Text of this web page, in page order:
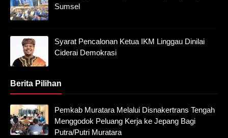
Sumsel
Syarat Pencalonan Ketua IKM Linggau Dinilai
Ciderai Demokrasi
Berita Pilihan
Pemkab Muratara Melalui Disnakertrans Tengah
Menggodok Peluang Kerja ke Jepang Bagi
Putra/Putri Muratara